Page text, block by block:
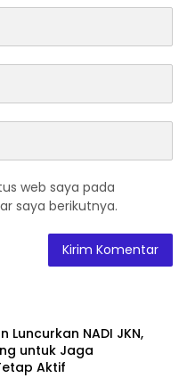
web saya pada
saya berikutnya.
Luncurkan NADI JKN,
untuk Jaga
Aktif